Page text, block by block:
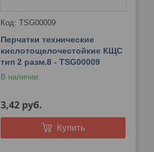
TSG00009
Перчатки технические
кислотощелочестойкие КЩС
тип 2 разм.8 - TSG00009
В наличии
3,42 руб.
Купить